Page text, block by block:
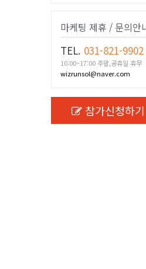
마케팅 제휴 / 문의안
TEL. 031-821-9902
10:00~17:00 주말,공휴일 휴무
wizrunsol@naver.com
참가신청하기